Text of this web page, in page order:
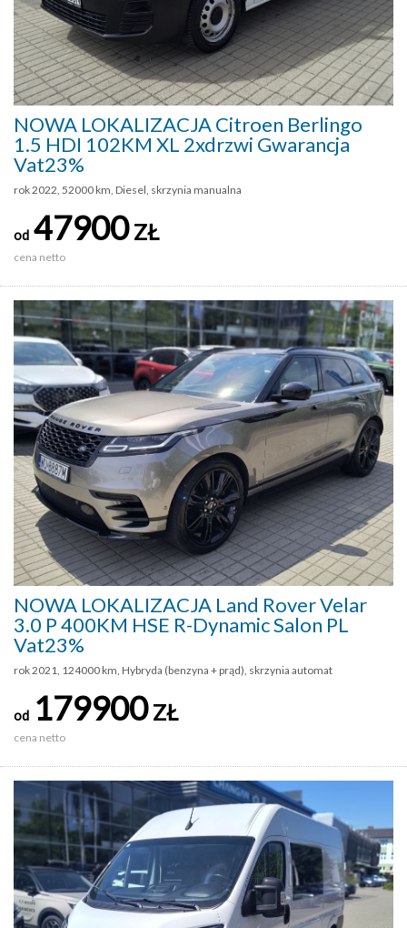
NOWA LOKALIZACJA Citroen Berlingo
1.5 HDI 102KM XL 2xdrzwi Gwarancja
Vat23%
rok 2022, 52000 km, Diesel, skrzynia manualna
od 47900ZŁ
cena netto
NOWA LOKALIZACJA Land Rover Velar
3.0 P 400KM HSE R-Dynamic Salon PL
Vat23%
rok 2021, 124000 km, Hybryda (benzyna + prąd), skrzynia automat
od 179900ZŁ
cena netto